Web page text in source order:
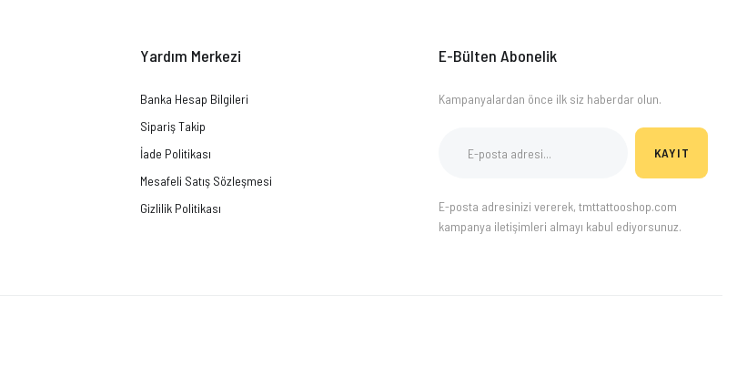
Yardım Merkezi
Banka Hesap Bilgileri
Sipariş Takip
İade Politikası
Mesafeli Satış Sözleşmesi
Gizlilik Politikası
E-Bülten Abonelik
Kampanyalardan önce ilk siz haberdar olun.
KAYIT
E-posta adresinizi vererek, tmttattooshop.com
kampanya iletişimleri almayı kabul ediyorsunuz.